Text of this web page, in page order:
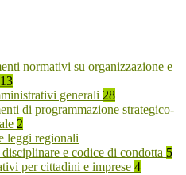
normativi su organizzazione e
13
generali 28
di programmazione strategico-
2
leggi regionali
e codice di condotta 5
per cittadini e imprese 4